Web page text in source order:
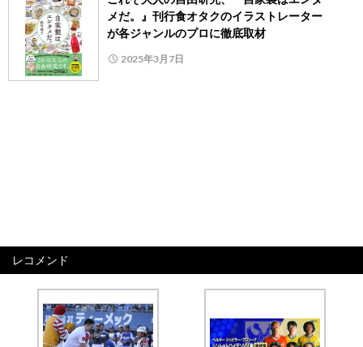
メだ。』刊行食オタクのイラストレーター
が各ジャンルのプロに徹底取材
2025年3月7日
レコメンド